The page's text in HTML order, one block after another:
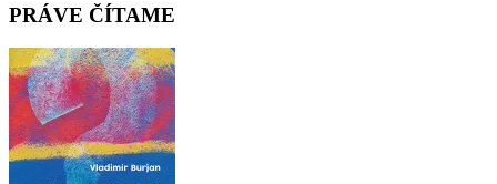
PRÁVE ČÍTAME